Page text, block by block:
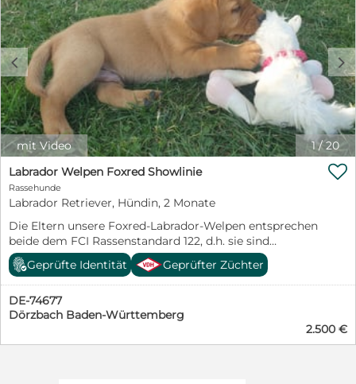
1/20
c d
mit Video
Labrador Welpen Foxred Showlinie
Rassehunde
Labrador Retriever, Hündin, 2 Monate
Die Eltern unsere Foxred-Labrador-Welpen entsprechen
beide dem FCI Rassenstandard 122, d.h. sie sind
Vertreter der "Showlinie". Sie sind bei uns im
Wohnzimmer geboren und erleben dort ihre ersten
Lebenswochen. Wir haben nur die eine Hündin, die mit
uns im Haushalt und nicht "irgendwo" lebt. Wir züchten
unter dem Dach des FCI, VDH und LCD und deren
und Wesenstest. Wenn Sie sich für einen Labrador als

Geprüfte Identität Geprüfter Züchter
DE-74677
Dörzbach Baden-Württemberg
2.500 €